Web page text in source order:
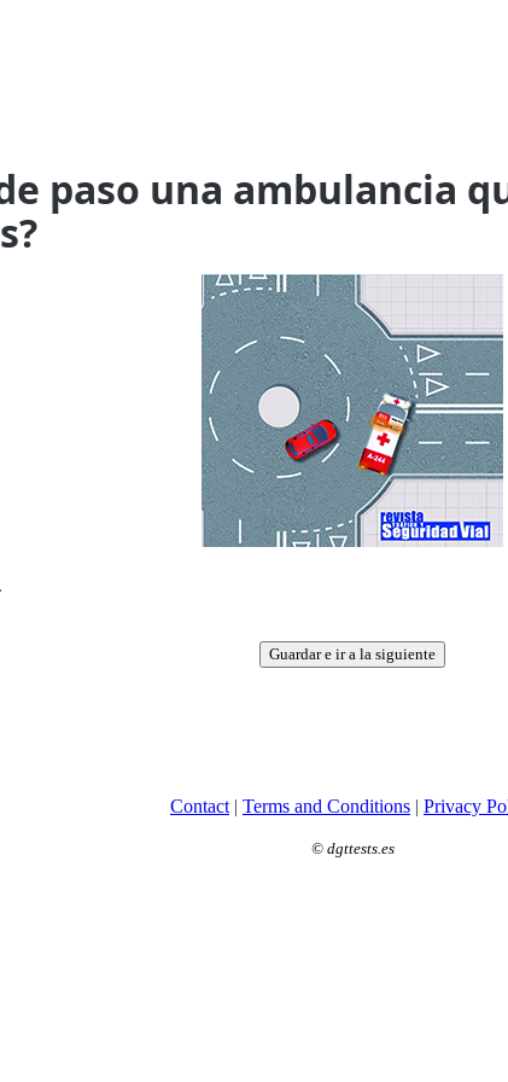
paso una ambulancia
Guardar e ir a la siguiente
Contact | Terms and Conditions | Privacy
© dgttests.es